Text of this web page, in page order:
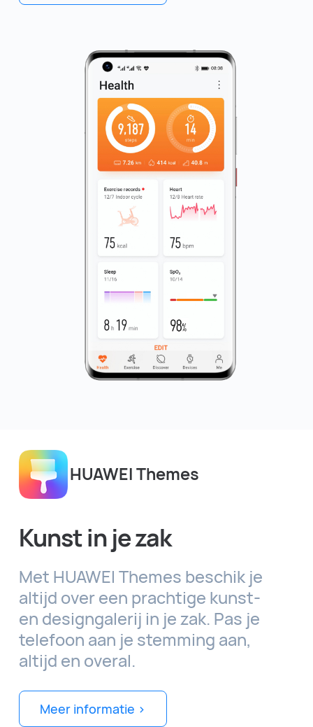
HUAWEI Themes
Kunst in je zak
Met HUAWEI Themes beschik je
altijd over een prachtige kunst-
en designgalerij in je zak. Pas je
telefoon aan je stemming aan,
altijd en overal.
Meer informatie >